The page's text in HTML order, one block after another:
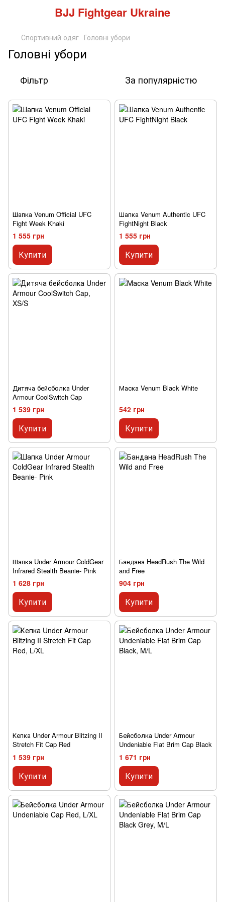
BJJ Fightgear Ukraine
Спортивний одяг Головні убори
Головні убори
Фільтр За популярністю
Шапка Venum Official UFC
Fight Week Khaki
1 555 грн
Купити
Шапка Venum Authentic UFC
FightNight Black
1 555 грн
Купити
Дитяча бейсболка Under
Armour CoolSwitch Cap
1 539 грн
Купити
Маска Venum Black White
542 грн
Купити
Шапка Under Armour ColdGear
Infrared Stealth Beanie- Pink
1 628 грн
Купити
Бандана HeadRush The Wild
and Free
904 грн
Купити
Кепка Under Armour Blitzing II
Stretch Fit Cap Red
1 539 грн
Купити
Бейсболка Under Armour
Undeniable Flat Brim Cap Black
1 671 грн
Купити